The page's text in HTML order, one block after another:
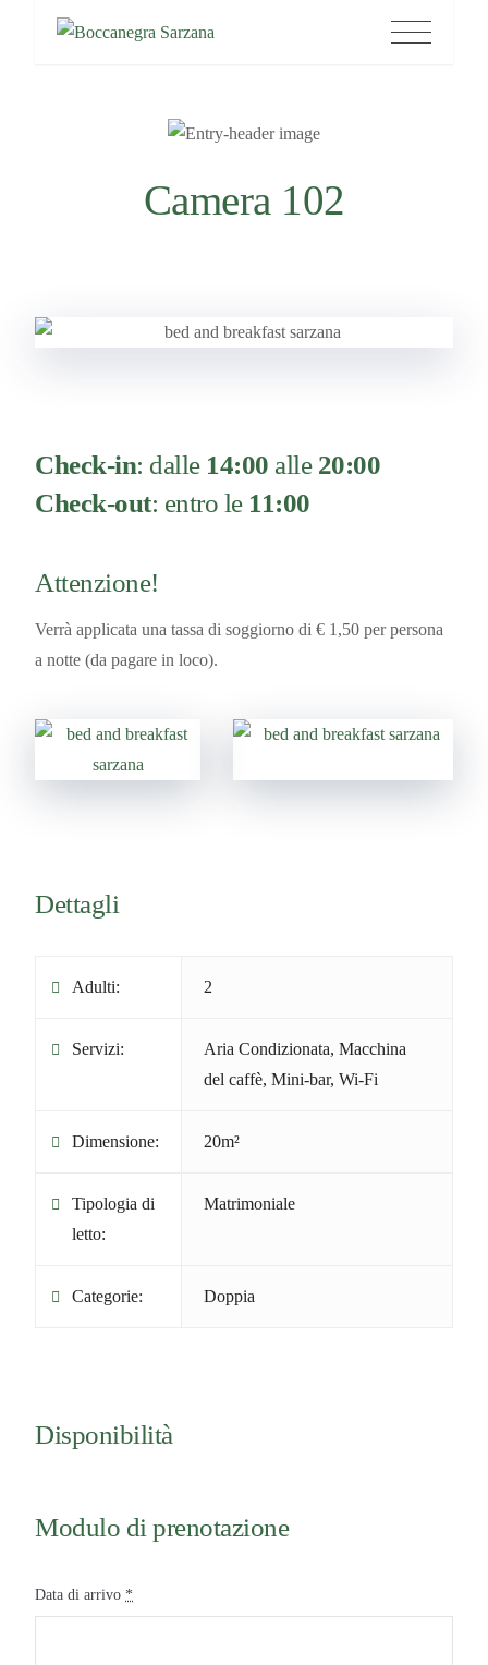
Skip
Boccanegra Sarzana
Camera 102
Check-in: dalle 14:00 alle 20:00
Check-out: entro le 11:00
Attenzione!
Verrà applicata una tassa di soggiorno di € 1,50 per persona
a notte (da pagare in loco).
Dettagli
Adulti: 2
Servizi: Aria Condizionata, Macchina
del caffè, Mini-bar, Wi-Fi
Dimensione: 20m²
Tipologia di
letto:
Matrimoniale
Categorie: Doppia
Disponibilità
Modulo di prenotazione
Data di arrivo *